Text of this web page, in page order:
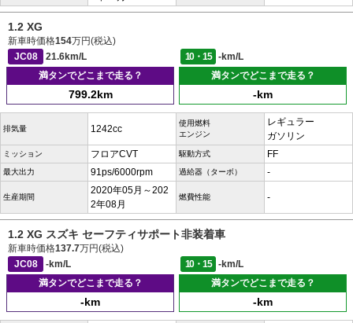
1.2 XG
新車時価格154万円(税込)
JC08
21.6km/L 10・15
-km/L
満タンでどこまで走る？
799.2km
満タンでどこまで走る？
-km
排気量 1242cc
使用燃料
エンジン
レギュラー
ガソリン
ミッション フロアCVT 駆動方式 FF
最大出力 91ps/6000rpm 過給器（ターボ） -
生産期間
2020年05月～202
2年08月
燃費性能 -
1.2 XG スズキ セーフティサポート非装着車
新車時価格137.7万円(税込)
JC08
-km/L 10・15
-km/L
満タンでどこまで走る？
-km
満タンでどこまで走る？
-km